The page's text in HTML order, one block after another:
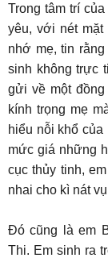
Trong tâm trí
yêu, với nét
nhớ mẹ, tin
sinh không trực
gửi về một
kính trọng mẹ
hiểu nỗi khổ
mức giá những
cục thủy tinh,
nhai cho kì nát
Đó cũng là em
Thi. Em sinh ra